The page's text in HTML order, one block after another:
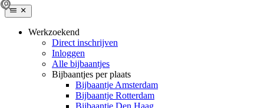
Werkzoekend
Direct inschrijven
Inloggen
Alle bijbaantjes
Bijbaantjes per plaats
Bijbaantje Amsterdam
Bijbaantje Rotterdam
Bijbaantje Den Haag